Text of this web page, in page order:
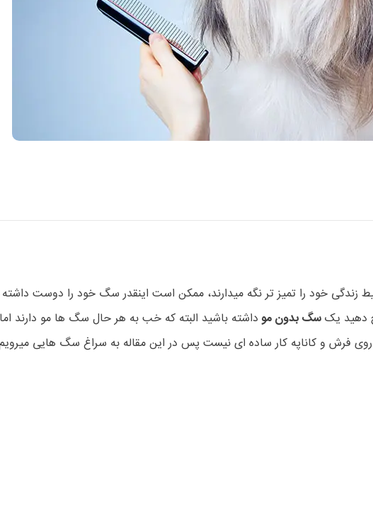
زندگی خود را تمیز تر نگه میدارند، ممکن است اینقدر سگ خود را دوست
دهید یکسگ بدون موداشته باشید البته که خب به هر حال سگ ها مو دارند
فرش و کاناپه کار ساده ای نیست پس در این مقاله به سراغ سگ هایی